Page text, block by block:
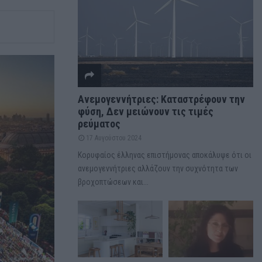
Ανεμογεννήτριες: Καταστρέφουν την
φύση, Δεν μειώνουν τις τιμές
ρεύματος
17 Αυγούστου 2024
Κορυφαίος έλληνας επιστήμονας αποκάλυψε ότι οι
ανεμογεννήτριες αλλάζουν την συχνότητα των
βροχοπτώσεων και...